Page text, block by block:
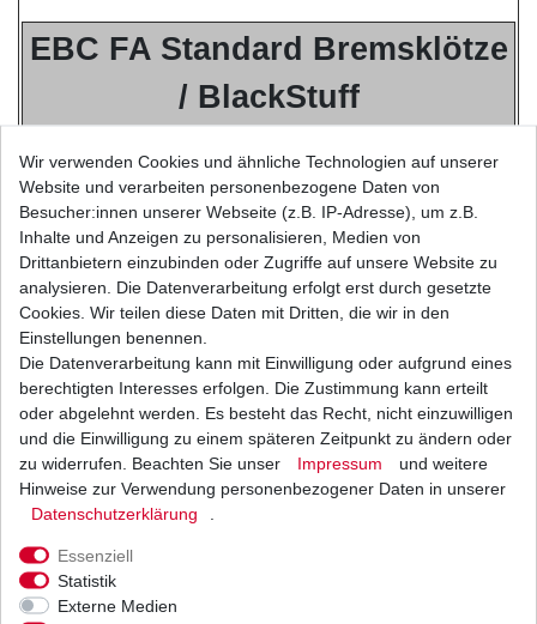
EBC FA Standard Bremsklötze
/ BlackStuff
enthalten Armid Fasern wie Dupont Kevlar®oder Twaron®
die 6mal stärker sind als Stahl und asbestfrei.
Die Materialmischung einschliesslich der Aramid Fasern
garantieren
ein besseres Bremsverhalten, so wie hohe
Reibwertstabilität
und eine sehr gute Temperaturbeständigkeit.
EBC FA Standard
Bremsbeläge
sind TÜV geprüft mit ABE
-besonders beliebt bei Fahrern, die das Bremsgefühl
von organischen Bremsbelägen bevorzugen.
-für alle Motorräder geeignet.
Wir verwenden Cookies und ähnliche Technologien auf unserer
Website und verarbeiten personenbezogene Daten von
Besucher:innen unserer Webseite (z.B. IP-Adresse), um z.B.
Inhalte und Anzeigen zu personalisieren, Medien von
Drittanbietern einzubinden oder Zugriffe auf unsere Website zu
analysieren. Die Datenverarbeitung erfolgt erst durch gesetzte
Cookies. Wir teilen diese Daten mit Dritten, die wir in den
Einstellungen benennen.
Die Datenverarbeitung kann mit Einwilligung oder aufgrund eines
berechtigten Interesses erfolgen. Die Zustimmung kann erteilt
oder abgelehnt werden. Es besteht das Recht, nicht einzuwilligen
und die Einwilligung zu einem späteren Zeitpunkt zu ändern oder
zu widerrufen. Beachten Sie unser
Impressum
und weitere
Hinweise zur Verwendung personenbezogener Daten in unserer
Daten­schutz­erklärung
Essenziell
Statistik
Externe Medien